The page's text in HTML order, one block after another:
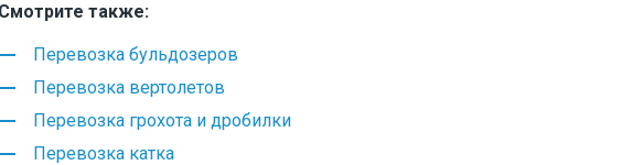
Смотрите также:
Перевозка бульдозеров
Перевозка вертолетов
Перевозка грохота и дробилки
Перевозка катка